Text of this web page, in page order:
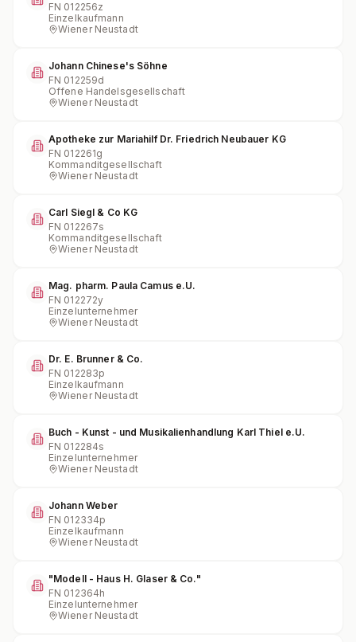
FN 012256z
Einzelkaufmann
Wiener Neustadt
Johann Chinese's Söhne
FN 012259d
Offene Handelsgesellschaft
Wiener Neustadt
Apotheke zur Mariahilf Dr. Friedrich Neubauer KG
FN 012261g
Kommanditgesellschaft
Wiener Neustadt
Carl Siegl & Co KG
FN 012267s
Kommanditgesellschaft
Wiener Neustadt
Mag. pharm. Paula Camus e.U.
FN 012272y
Einzelunternehmer
Wiener Neustadt
Dr. E. Brunner & Co.
FN 012283p
Einzelkaufmann
Wiener Neustadt
Buch - Kunst - und Musikalienhandlung Karl Thiel e.U.
FN 012284s
Einzelunternehmer
Wiener Neustadt
Johann Weber
FN 012334p
Einzelkaufmann
Wiener Neustadt
"Modell - Haus H. Glaser & Co."
FN 012364h
Einzelunternehmer
Wiener Neustadt